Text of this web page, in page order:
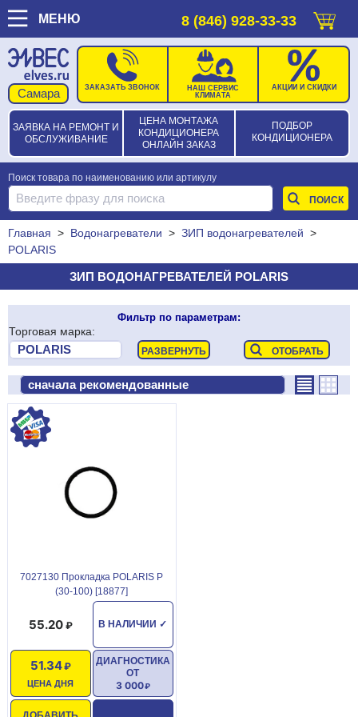
МЕНЮ 8 (846) 928-33-33
ЗАЯВКА НА РЕМОНТ И
ОБСЛУЖИВАНИЕ
ЦЕНА МОНТАЖА
КОНДИЦИОНЕРА
ОНЛАЙН ЗАКАЗ
ПОДБОР
КОНДИЦИОНЕРА
ЗАКАЗАТЬ ЗВОНОК
НАШ СЕРВИС
КЛИМАТА
АКЦИИ И СКИДКИ
Поиск товара по наименованию или артикулу
Главная > Водонагреватели > ЗИП водонагревателей >
POLARIS
ЗИП ВОДОНАГРЕВАТЕЛЕЙ POLARIS
Фильтр по параметрам:
Торговая марка:
7027130 Прокладка POLARIS Р
(30-100) [18877]
В НАЛИЧИИ ✓
55.20
ЦЕНА ДНЯ
51.34
ДИАГНОСТИКА
ОТ
3 000